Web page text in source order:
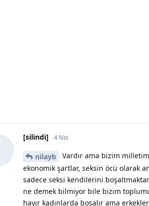
[silindi] 4 Nis
nilayb
Vardır ama bizim
ekonomik şartlar, seksin öcü olarak
sadece seksi kendilerini
ne demek bilmiyor bile bizim
hayır kadınlarda boşalır ama